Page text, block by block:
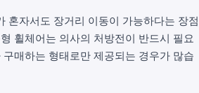
혼자서도 장거리 이동이 가능하다는 장점
휠체어는 의사의 처방전이 반드시 필요
매하는 형태로만 제공되는 경우가 많습